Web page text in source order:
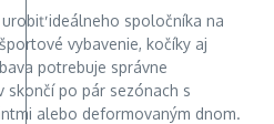
ideálneho spoločníka na
vybavenie, kočíky aj
potrebuje správne
skončí po pár sezónach s
alebo deformovaným dnom.